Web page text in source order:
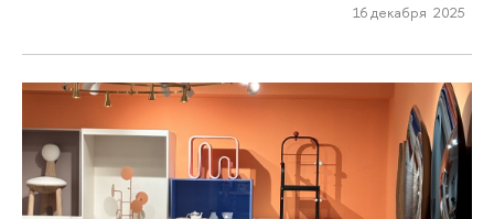
16 декабря 2025